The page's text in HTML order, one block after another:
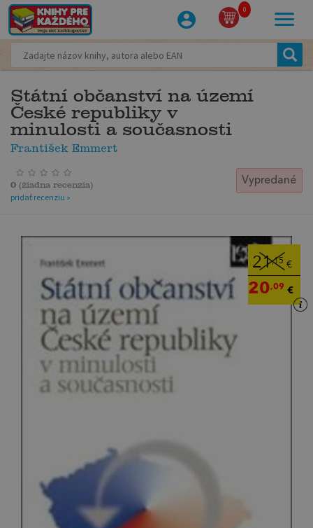
0
Státní občanství na území
České republiky v
minulosti a současnosti
František Emmert
Vypredané
0 (žiadna recenzia)
pridať recenziu »
21,15 €
20,09 €